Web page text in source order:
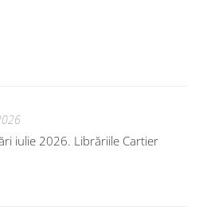
iulie 2026. Librăriile Cartier